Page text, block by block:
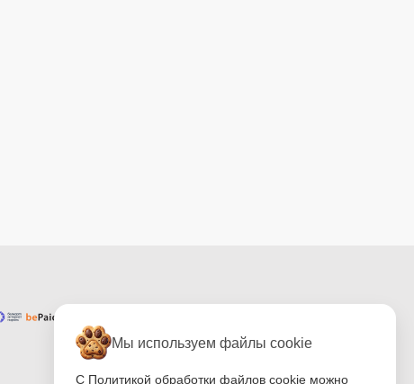
Мы используем файлы cookie
С Политикой обработки файлов cookie можно